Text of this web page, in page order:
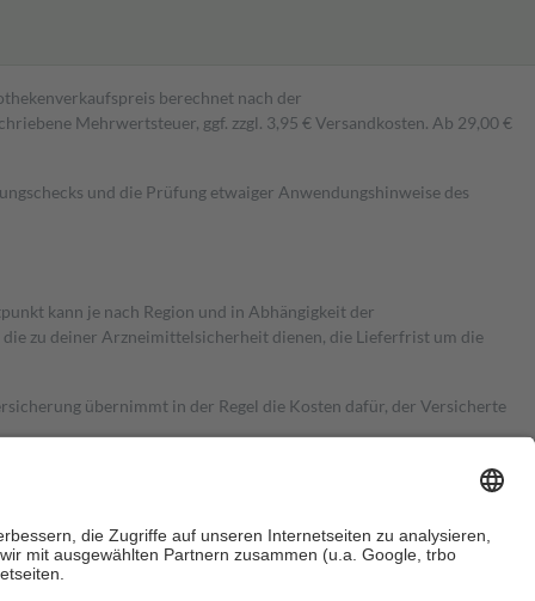
berechnet nach der
Mehrwertsteuer, ggf. zzgl. 3,95 € Versandkosten. Ab 29,00 €
und die Prüfung etwaiger Anwendungshinweise des
kann je nach Region und in Abhängigkeit der
zu deiner Arzneimittelsicherheit dienen, die Lieferfrist um die
übernimmt in der Regel die Kosten dafür, der Versicherte
Zuzahlungenan bei: